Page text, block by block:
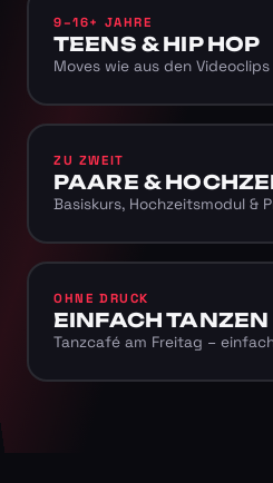
9–16+ JAHRE
TEENS & HIP HOP
Moves wie aus den Videoclips
ZU ZWEIT
PAARE &
Basiskurs, Hochzeitsmodul &
OHNE DRUCK
EINFACH TANZEN
Tanzcafé am Freitag –